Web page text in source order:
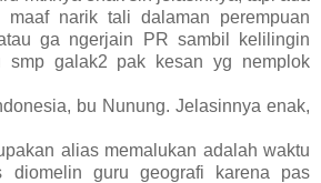
narik tali dalaman perempuan
ga ngerjain PR sambil kelilingin
smp galak2 pak kesan yg nemplok
bu Nunung. Jelasinnya enak,
alias memalukan adalah waktu
diomelin guru geografi karena pas